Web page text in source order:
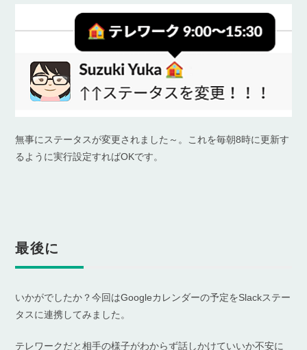
無事にステータスが変更されました～。これを毎朝8時に更新す
るように実行設定すればOKです。
最後に
いかがでしたか？今回はGoogleカレンダーの予定をSlackステー
タスに連携してみました。
テレワークだと相手の様子がわからず話しかけていいか不安に